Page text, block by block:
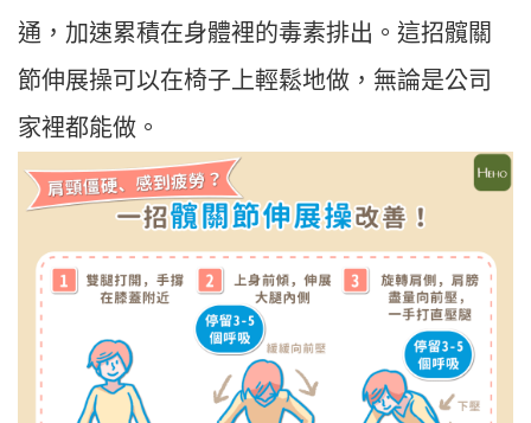
通，加速累積在身體裡的毒素排出。這招髖關
節伸展操可以在椅子上輕鬆地做，無論是公司
家裡都能做。